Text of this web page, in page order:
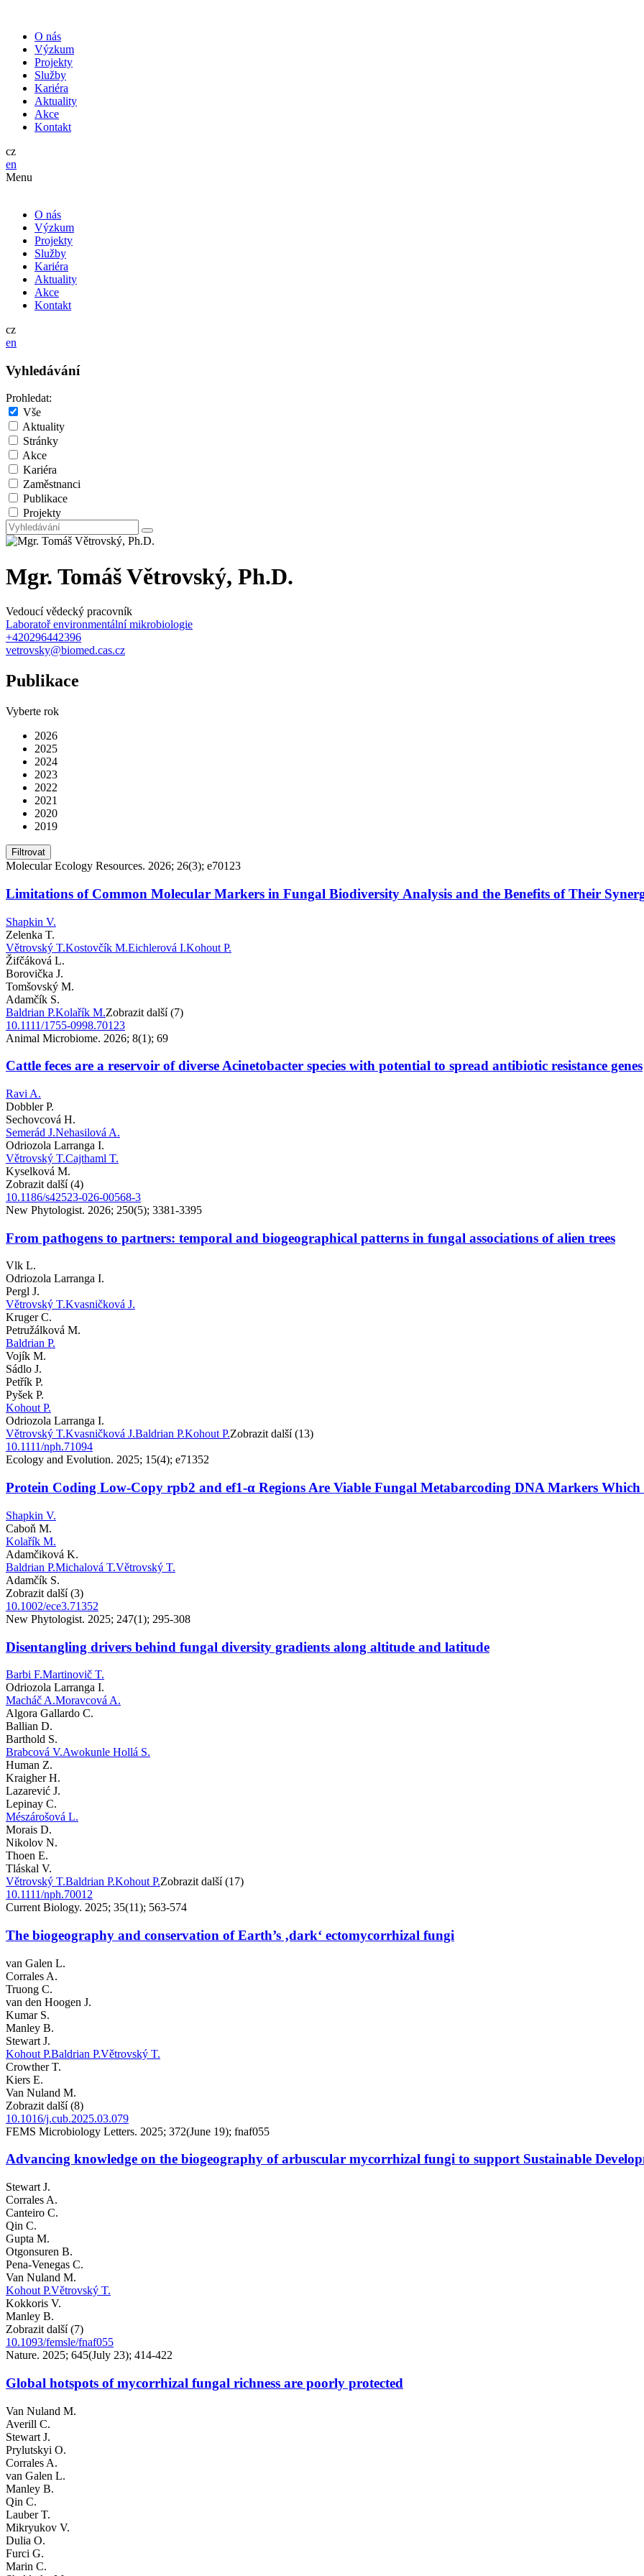
O nás
Výzkum
Projekty
Služby
Kariéra
Aktuality
Akce
Kontakt
cz
en
Menu
O nás
Výzkum
Projekty
Služby
Kariéra
Aktuality
Akce
Kontakt
cz
en
Vyhledávání
Prohledat:
Vše
Aktuality
Stránky
Akce
Kariéra
Zaměstnanci
Publikace
Projekty
Mgr. Tomáš Větrovský, Ph.D.
Vedoucí vědecký pracovník
Laboratoř environmentální mikrobiologie
+420296442396
vetrovsky@biomed.cas.cz
Publikace
Vyberte rok
2026
2025
2024
2023
2022
2021
2020
2019
Filtrovat
Molecular Ecology Resources. 2026; 26(3); e70123
Limitations of Common Molecular Markers in Fungal Biodiversity Analysis and the Benefits of Their
Shapkin V.
Zelenka T.
Větrovský T.Kostovčík M.Eichlerová I.Kohout P.
Žifčáková L.
Borovička J.
Tomšovský M.
Adamčík S.
Baldrian P.Kolařík M.Zobrazit další (7)
10.1111/1755-0998.70123
Animal Microbiome. 2026; 8(1); 69
Cattle feces are a reservoir of diverse Acinetobacter species with potential to spread antibiotic resistance genes
Ravi A.
Dobbler P.
Sechovcová H.
Semerád J.Nehasilová A.
Odriozola Larranga I.
Větrovský T.Cajthaml T.
Kyselková M.
Zobrazit další (4)
10.1186/s42523-026-00568-3
New Phytologist. 2026; 250(5); 3381-3395
From pathogens to partners: temporal and biogeographical patterns in fungal associations of alien trees
Vlk L.
Odriozola Larranga I.
Pergl J.
Větrovský T.Kvasničková J.
Kruger C.
Petružálková M.
Baldrian P.
Vojík M.
Sádlo J.
Petřík P.
Pyšek P.
Kohout P.
Odriozola Larranga I.
Větrovský T.Kvasničková J.Baldrian P.Kohout P.Zobrazit další (13)
10.1111/nph.71094
Ecology and Evolution. 2025; 15(4); e71352
Protein Coding Low-Copy rpb2 and ef1-α Regions Are Viable Fungal Metabarcoding DNA Markers
Shapkin V.
Caboň M.
Kolařík M.
Adamčiková K.
Baldrian P.Michalová T.Větrovský T.
Adamčík S.
Zobrazit další (3)
10.1002/ece3.71352
New Phytologist. 2025; 247(1); 295-308
Disentangling drivers behind fungal diversity gradients along altitude and latitude
Barbi F.Martinovič T.
Odriozola Larranga I.
Macháč A.Moravcová A.
Algora Gallardo C.
Ballian D.
Barthold S.
Brabcová V.Awokunle Hollá S.
Human Z.
Kraigher H.
Lazarević J.
Lepinay C.
Mészárošová L.
Morais D.
Nikolov N.
Thoen E.
Tláskal V.
Větrovský T.Baldrian P.Kohout P.Zobrazit další (17)
10.1111/nph.70012
Current Biology. 2025; 35(11); 563-574
The biogeography and conservation of Earth’s ‚dark‘ ectomycorrhizal fungi
van Galen L.
Corrales A.
Truong C.
van den Hoogen J.
Kumar S.
Manley B.
Stewart J.
Kohout P.Baldrian P.Větrovský T.
Crowther T.
Kiers E.
Van Nuland M.
Zobrazit další (8)
10.1016/j.cub.2025.03.079
FEMS Microbiology Letters. 2025; 372(June 19); fnaf055
Advancing knowledge on the biogeography of arbuscular mycorrhizal fungi to support Sustainable
Stewart J.
Corrales A.
Canteiro C.
Qin C.
Gupta M.
Otgonsuren B.
Pena-Venegas C.
Van Nuland M.
Kohout P.Větrovský T.
Kokkoris V.
Manley B.
Zobrazit další (7)
10.1093/femsle/fnaf055
Nature. 2025; 645(July 23); 414-422
Global hotspots of mycorrhizal fungal richness are poorly protected
Van Nuland M.
Averill C.
Stewart J.
Prylutskyi O.
Corrales A.
van Galen L.
Manley B.
Qin C.
Lauber T.
Mikryukov V.
Dulia O.
Furci G.
Marin C.